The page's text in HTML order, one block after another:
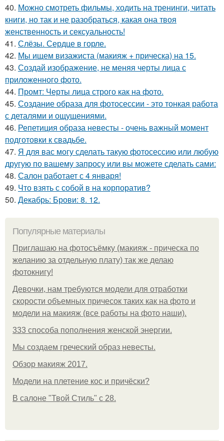
40. Можно смотреть фильмы, ходить на тренинги, читать
книги, но так и не разобраться, какая она твоя
женственность и сексуальность!
41. Слёзы. Сердце в горле.
42. Мы ищем визажиста (макияж + прическа) на 15.
43. Создай изображение, не меняя черты лица с
приложенного фото.
44. Промт: Черты лица строго как на фото.
45. Создание образа для фотосессии - это тонкая работа
с деталями и ощущениями.
46. Репетиция образа невесты - очень важный момент
подготовки к свадьбе.
47. Я для вас могу сделать такую фотосессию или любую
другую по вашему запросу или вы можете сделать сами:
48. Салон работает с 4 января!
49. Что взять с собой в на корпоратив?
50. Декабрь: Брови: 8. 12.
Популярные материалы
Приглашаю на фотосъёмку (макияж - прическа по
желанию за отдельную плату) так же делаю
фотокнигу!
Девочки, нам требуются модели для отработки
скорости объемных причесок таких как на фото и
модели на макияж (все работы на фото наши).
333 способа пополнения женской энергии.
Мы создаем греческий образ невесты.
Обзор макияж 2017.
Модели на плетение кос и причёски?
В салоне "Твой Стиль" с 28.